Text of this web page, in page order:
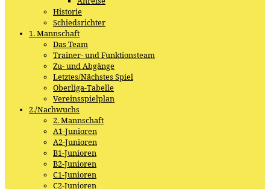
Historie
Schiedsrichter
1. Mannschaft
Das Team
Trainer- und Funktionsteam
Zu- und Abgänge
Letztes/Nächstes Spiel
Oberliga-Tabelle
Vereinsspielplan
2./Nachwuchs
2. Mannschaft
A1-Junioren
A2-Junioren
B1-Junioren
B2-Junioren
C1-Junioren
C2-Junioren